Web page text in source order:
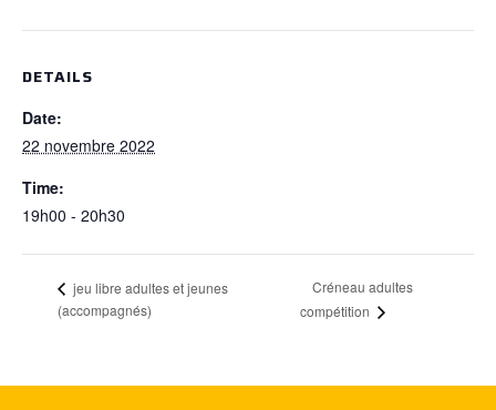
DETAILS
Date:
22 novembre 2022
Time:
19h00 - 20h30
jeu libre adultes et jeunes
(accompagnés)
Créneau adultes
compétition